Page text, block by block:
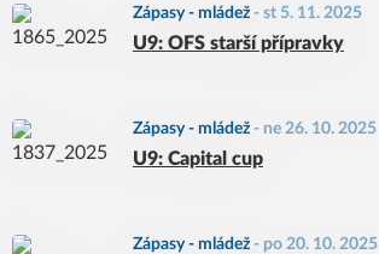
Zápasy - mládež - st 5. 11. 2025
U9: OFS starší přípravky
Zápasy - mládež - ne 26. 10. 2025
U9: Capital cup
Zápasy - mládež - po 20. 10. 2025